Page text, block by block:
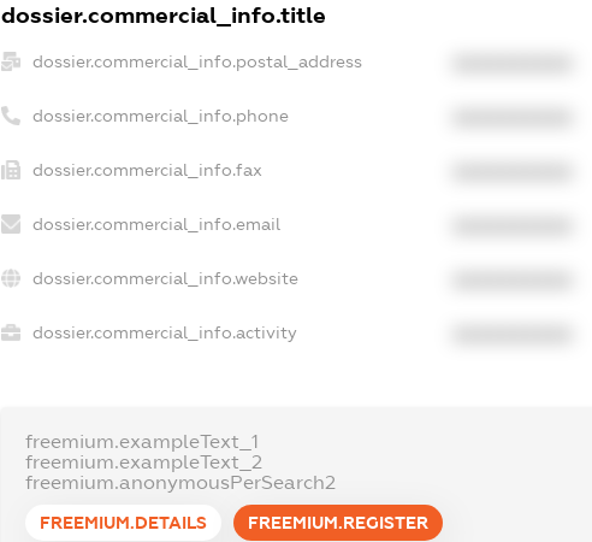
dossier.commercial_info.title
dossier.commercial_info.postal_address
dossier.commercial_info.phone
dossier.commercial_info.fax
dossier.commercial_info.email
dossier.commercial_info.website
dossier.commercial_info.activity
freemium.exampleText_1
freemium.exampleText_2
freemium.anonymousPerSearch2
FREEMIUM.DETAILS FREEMIUM.REGISTER